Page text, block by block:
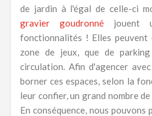
de jardin à l'égal de celle-ci
gravier goudronnéjouent
fonctionnalités ! Elles
zone de jeux, que de
circulation. Afin d'agencer
borner ces espaces, selon la
leur confier, un grand nombre
En conséquence, nous